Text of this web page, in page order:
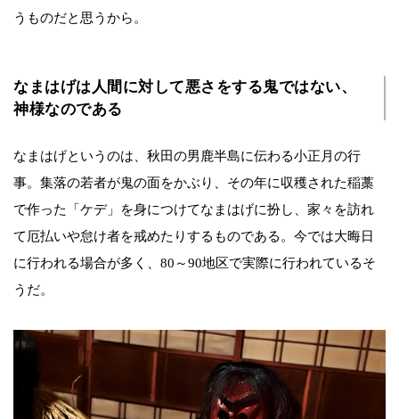
うものだと思うから。
なまはげは人間に対して悪さをする鬼ではない、
神様なのである
なまはげというのは、秋田の男鹿半島に伝わる小正月の行
事。集落の若者が鬼の面をかぶり、その年に収穫された稲藁
で作った「ケデ」を身につけてなまはげに扮し、家々を訪れ
て厄払いや怠け者を戒めたりするものである。今では大晦日
に行われる場合が多く、80～90地区で実際に行われているそ
うだ。